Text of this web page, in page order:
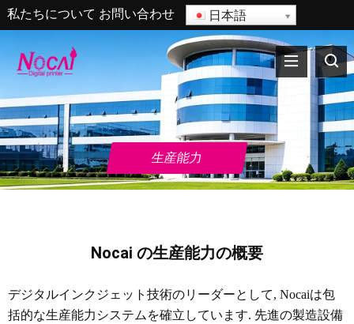
私たちについて お問い合わせ 日本語
生産能力
Nocai の生産能力の概要
デジタルインクジェット技術のリーダーとして, Nocaiは包
括的な生産能力システムを確立しています. 先進の製造設備